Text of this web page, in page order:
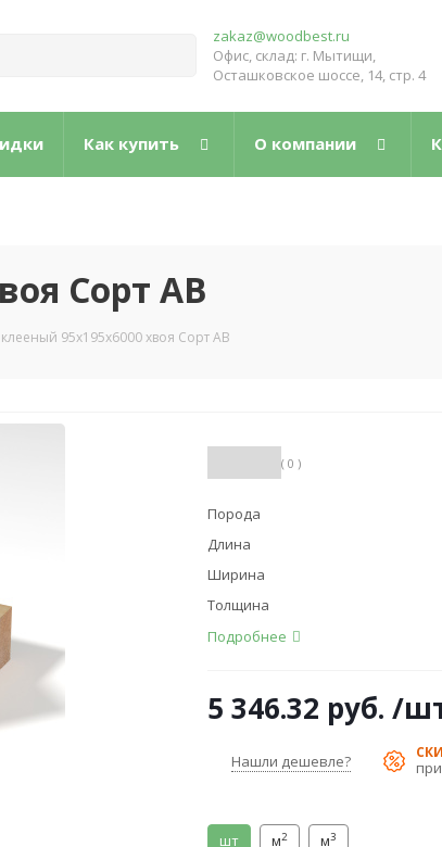
zakaz@woodbest.ru
Офис, склад: г. Мытищи,
Осташковское шоссе, 14, стр. 4
Как купить О компании
Сорт АВ
95х195х6000 хвоя Сорт АВ
( 0 )
Порода
Длина
Ширина
Толщина
Подробнее
5 346.32 руб. /
Нашли дешевле?
шт м2 м3